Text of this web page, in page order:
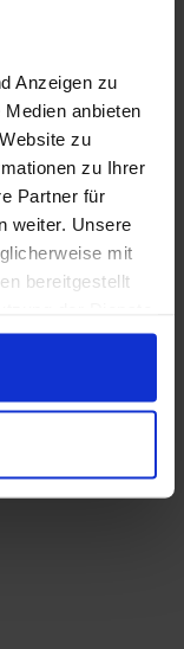
Anzeigen zu
anbieten
zu
zu Ihrer
Partner für
weiter. Unsere
mit
bereitgestellt
und
für
die
in den
bleibt ihrer
bis